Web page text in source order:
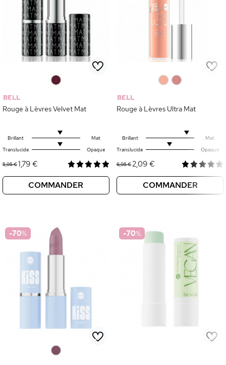
BELL
Rouge à Lèvres Velvet Mat
Brillant
Mat
Translucide
Opaque
5,95 €1,79 €
COMMANDER
BELL
Rouge à Lèvres Ultra Mat
Brillant
Mat
Translucide
Opaque
6,95 €2,09 €
COMMANDER
-70% -70%